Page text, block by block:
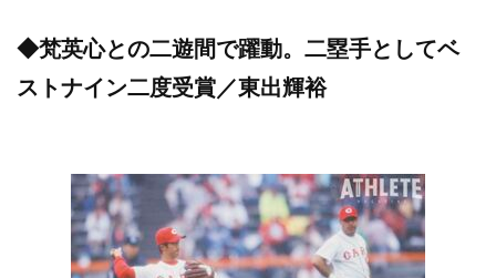
◆梵英心との二遊間で躍動。二塁手としてベ
ストナイン二度受賞／東出輝裕